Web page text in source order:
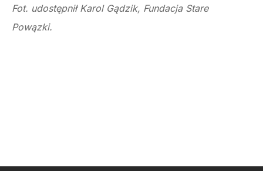
Fot. udostępnił Karol Gądzik, Fundacja Stare
Powązki.